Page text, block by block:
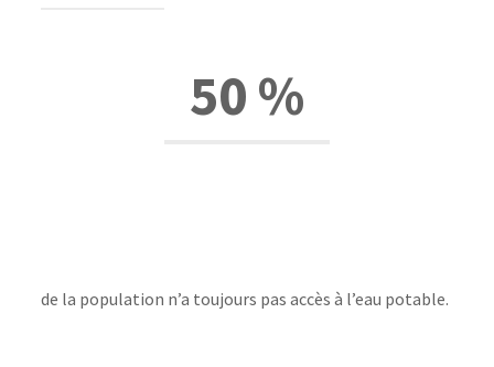
50 %
de la population n’a toujours pas accès à l’eau potable.